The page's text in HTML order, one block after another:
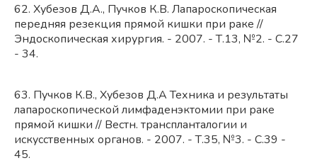
62. Хубезов Д.А., Пучков К.В. Лапароскопическая
передняя резекция прямой кишки при раке //
Эндоскопическая хирургия. - 2007. - Т.13, №2. - С.27
- 34.
63. Пучков К.В., Хубезов Д.А Техника и результаты
лапароскопической лимфаденэктомии при раке
прямой кишки // Вестн. транспланталогии и
искусственных органов. - 2007. - Т.35, №3. - С.39 -
45.